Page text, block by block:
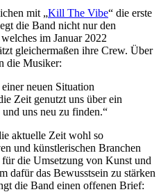
mit „Kill The Vibe“ die erste
die Band nicht nur den
im Januar 2022
gleichermaßen ihre Crew. Über
die Musiker:
neuen Situation
Zeit genutzt uns über ein
uns neu zu finden.“
aktuelle Zeit wohl so
und künstlerischen Branchen
die Umsetzung von Kunst und
dafür das Bewusstsein zu stärken
die Band einen offenen Brief: